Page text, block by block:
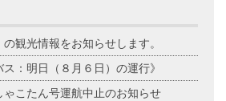
の観光情報をお知らせします。
ス：明日（８月６日）の運行》
ゃこたん号運航中止のお知らせ